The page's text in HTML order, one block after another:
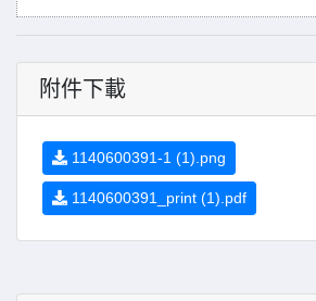
附件下載
1140600391-1 (1).png
1140600391_print (1).pdf